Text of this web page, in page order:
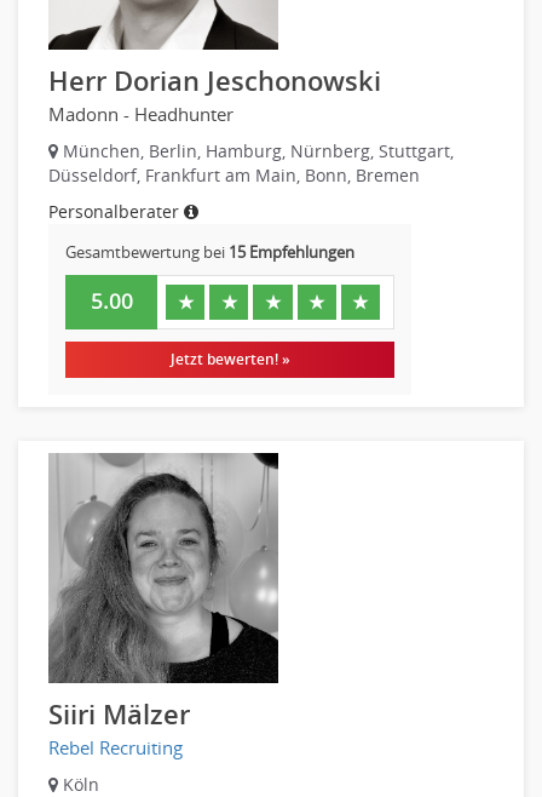
Herr Dorian Jeschonowski
Madonn - Headhunter
München, Berlin, Hamburg, Nürnberg, Stuttgart,
Düsseldorf, Frankfurt am Main, Bonn, Bremen
Personalberater
Gesamtbewertung bei 15 Empfehlungen
5.00 ★ ★ ★ ★ ★
Jetzt bewerten! »
Siiri Mälzer
Rebel Recruiting
Köln